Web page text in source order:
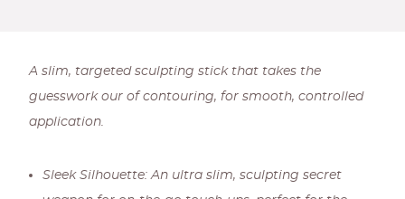
A slim, targeted sculpting stick that takes the
guesswork our of contouring, for smooth, controlled
application.
Sleek Silhouette: An ultra slim, sculpting secret